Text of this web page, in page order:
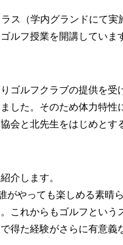
ス（学内グランドにて
ルフ授業を開講してい
ゴルフクラブの提供を
した。そのため体力特
会と北先生をはじめとす
介します。
やっても楽しめる素晴
これからもゴルフとい
得た経験がさらに有意義